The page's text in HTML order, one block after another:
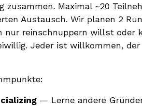
zusammen. Maximal ~20
Austausch. Wir planen 2
nur reinschnuppern willst oder
Jeder ist willkommen,
— Lerne andere